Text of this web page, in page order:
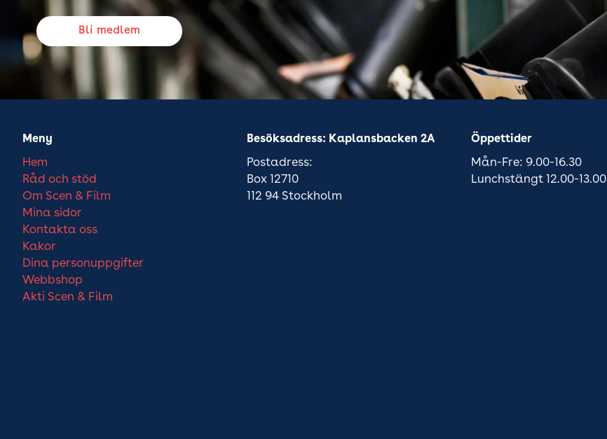
Bli medlem
Meny
Hem
Råd och stöd
Om Scen & Film
Mina sidor
Kontakta oss
Kakor
Dina personuppgifter
Webbshop
Akti Scen & Film
Besöksadress: Kaplansbacken 2A
Postadress:
Box 12710
112 94 Stockholm
Öppettider
Mån-Fre: 9.00-16.30
Lunchstängt 12.00-13.00